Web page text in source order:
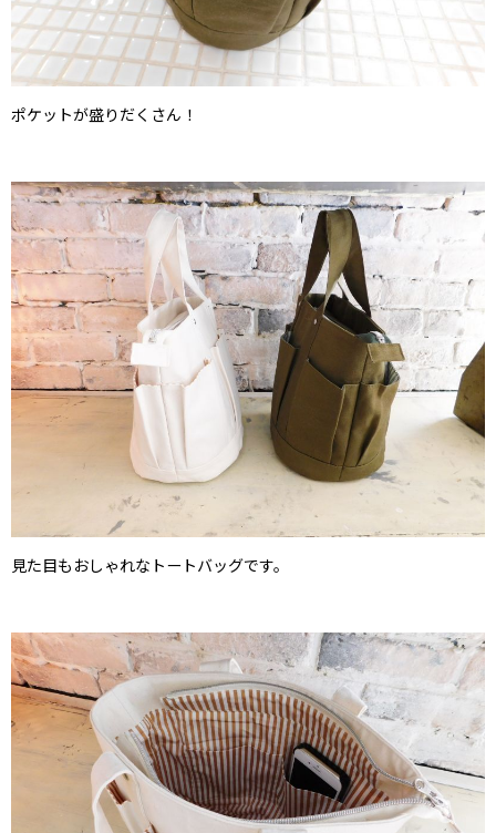
ポケットが盛りだくさん！
見た目もおしゃれなトートバッグです。